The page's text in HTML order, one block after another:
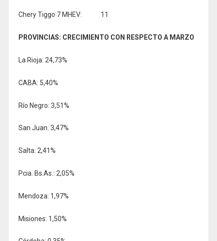
Chery Tiggo 7 MHEV: 11
PROVINCIAS: CRECIMIENTO CON RESPECTO A MARZO
La Rioja: 24,73%
CABA: 5,40%
Río Negro: 3,51%
San Juan: 3,47%
Salta: 2,41%
Pcia. Bs.As.: 2,05%
Mendoza: 1,97%
Misiones: 1,50%